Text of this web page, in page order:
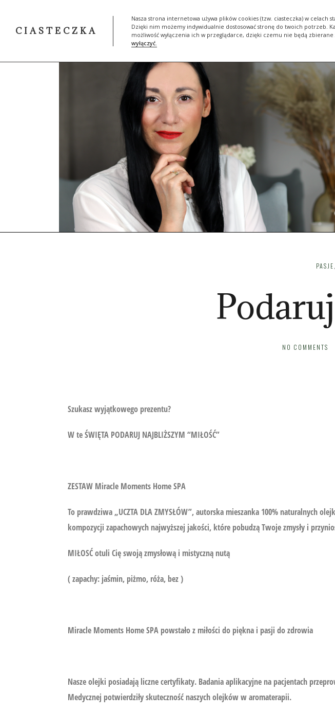
CIASTECZKA
Nasza strona internetowa używa plików cookies (tzw. ciasteczka) w celach
Dzięki nim możemy indywidualnie dostosować stronę do twoich potrzeb.
możliwość wyłączenia ich w przeglądarce, dzięki czemu nie będą
wyłączyć.
PASJE,
NO COMMENTS
Szukasz wyjątkowego prezentu?
W te ŚWIĘTA PODARUJ NAJBLIŻSZYM “MIŁOŚĆ”
ZESTAW Miracle Moments Home SPA
To prawdziwa „UCZTA DLA ZMYSŁÓW”, autorska mieszanka 100% naturalnych
kompozycji zapachowych najwyższej jakości, które pobudzą Twoje zmysły i
MIŁOSĆ otuli Cię swoją zmysłową i mistyczną nutą
( zapachy: jaśmin, piżmo, róża, bez )
Miracle Moments Home SPA powstało z miłości do piękna i pasji do zdrowia
Nasze olejki posiadają liczne certyfikaty. Badania aplikacyjne na pacjentach
Medycznej potwierdziły skuteczność naszych olejków w aromaterapii.